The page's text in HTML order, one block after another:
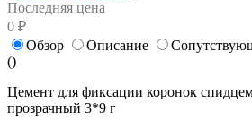
Последняя цена
0 ₽
Обзор
Описание
()
Цемент для фиксации коронок
прозрачный 3*9 г